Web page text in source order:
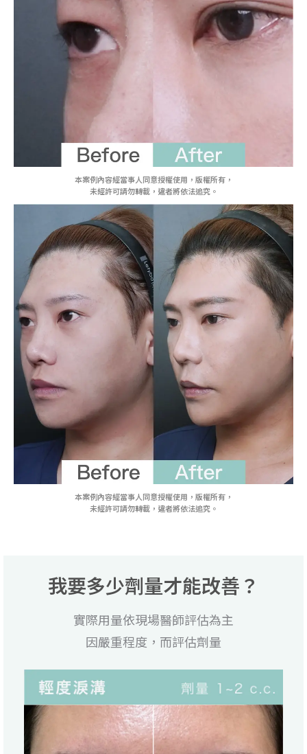
本案例內容經當事人同意授權使用，版權所有，
未經許可請勿轉載，違者將依法追究。
本案例內容經當事人同意授權使用，版權所有，
未經許可請勿轉載，違者將依法追究。
我要多少劑量才能改善？
實際用量依現場醫師評估為主
因嚴重程度，而評估劑量